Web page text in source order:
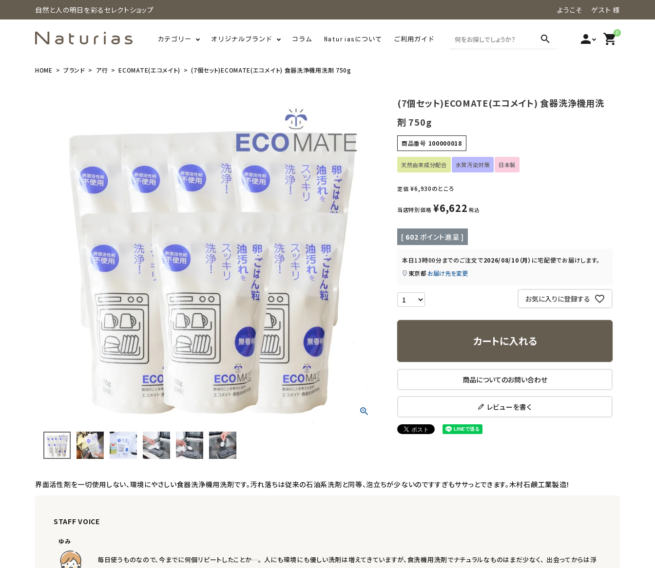
自然と人の明日を彩るセレクトショップ ようこそ ゲスト 様
カテゴリー オリジナルブランド コラム Naturiasについて ご利用ガイド search person 0
shopping_cart
インナー・下着・ナイトウェア
フード・ドリンク
HOME ブランド ア行 ECOMATE(エコメイト) (7個セット)ECOMATE(エコメイト) 食器洗浄機用洗剤 750g
(7個セット)ECOMATE(エコメイト) 食器洗浄機用洗
剤 750g
商品番号 100000018
天然由来成分配合 水質汚染対策 日本製
定価 ¥6,930のところ
当店特別価格 ¥6,622 税込
[ 602 ポイント進呈 ]
本日13時00分までのご注文で2026/08/10（月） に宅配便でお届けします。
東京都 お届け先を変更
お気に入りに登録する
カートに入れる
商品についてのお問い合わせ
レビューを書く
界面活性剤を一切使用しない、環境にやさしい食器洗浄機用洗剤です。汚れ落ちは従来の石油系洗剤と同等、泡立ちが少ないのですすぎもササっとできます。木村石鹸工業製造！
STAFF VOICE
ゆみ
毎日使うものなので、今までに何個リピートしたことか…。 人にも環境にも優しい洗剤は増えてきていますが、食洗機用洗剤でナチュラルなものはまだ少なく、 出会ってからは浮